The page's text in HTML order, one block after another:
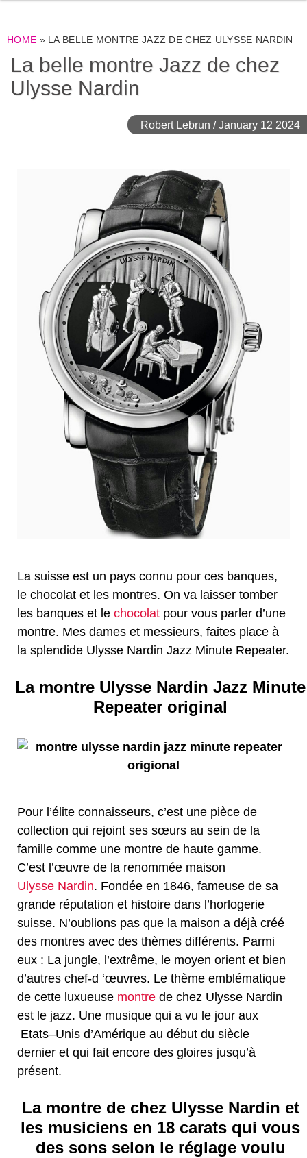
HOME » LA BELLE MONTRE JAZZ DE CHEZ ULYSSE NARDIN
La belle montre Jazz de chez
Ulysse Nardin
Robert Lebrun /January 12 2024
La suisse est un pays connu pour ces banques,
le chocolat et les montres. On va laisser tomber
les banques et le chocolat pour vous parler d’une
montre. Mes dames et messieurs, faites place à
la splendide Ulysse Nardin Jazz Minute Repeater.
La montre Ulysse Nardin Jazz Minute
Repeater original
Pour l’élite connaisseurs, c’est une pièce de
collection qui rejoint ses sœurs au sein de la
famille comme une montre de haute gamme.
C’est l’œuvre de la renommée maison
Ulysse Nardin. Fondée en 1846, fameuse de sa
grande réputation et histoire dans l’horlogerie
suisse. N’oublions pas que la maison a déjà créé
des montres avec des thèmes différents. Parmi
eux : La jungle, l’extrême, le moyen orient et bien
d’autres chef-d ‘œuvres. Le thème emblématique
de cette luxueuse montre de chez Ulysse Nardin
est le jazz. Une musique qui a vu le jour aux
Etats–Unis d’Amérique au début du siècle
dernier et qui fait encore des gloires jusqu’à
présent.
La montre de chez Ulysse Nardin et
les musiciens en 18 carats qui vous
des sons selon le réglage voulu